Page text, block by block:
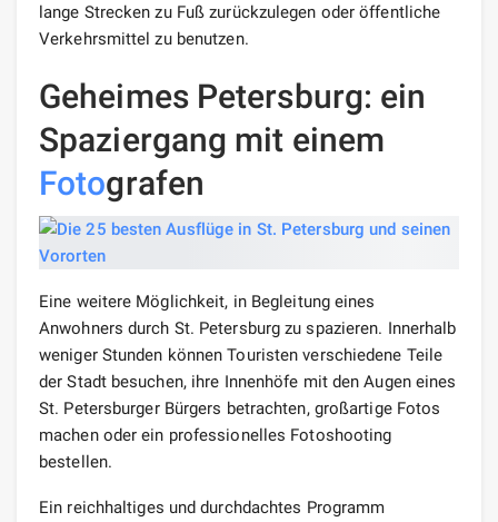
lange Strecken zu Fuß zurückzulegen oder öffentliche
Verkehrsmittel zu benutzen.
Geheimes Petersburg: ein
Spaziergang mit einem
Fotografen
Eine weitere Möglichkeit, in Begleitung eines
Anwohners durch St. Petersburg zu spazieren. Innerhalb
weniger Stunden können Touristen verschiedene Teile
der Stadt besuchen, ihre Innenhöfe mit den Augen eines
St. Petersburger Bürgers betrachten, großartige Fotos
machen oder ein professionelles Fotoshooting
bestellen.
Ein reichhaltiges und durchdachtes Programm